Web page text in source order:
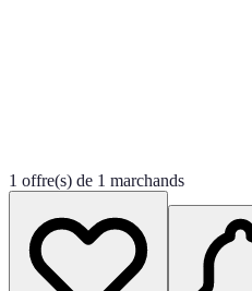
1 offre(s) de 1 marchands